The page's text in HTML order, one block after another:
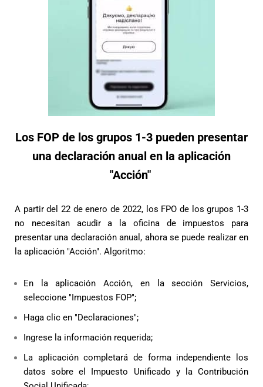
Los FOP de los grupos 1-3 pueden presentar
una declaración anual en la aplicación
"Acción"
A partir del 22 de enero de 2022, los FPO de los grupos 1-3
no necesitan acudir a la oficina de impuestos para
presentar una declaración anual, ahora se puede realizar en
la aplicación "Acción". Algoritmo:
En la aplicación Acción, en la sección Servicios,
seleccione "Impuestos FOP";
Haga clic en "Declaraciones";
Ingrese la información requerida;
La aplicación completará de forma independiente los
datos sobre el Impuesto Unificado y la Contribución